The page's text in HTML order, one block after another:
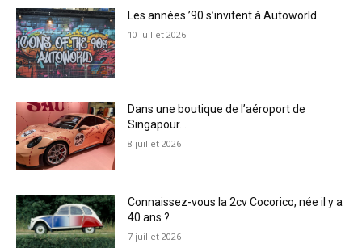
Les années ’90 s’invitent à Autoworld
10 juillet 2026
Dans une boutique de l’aéroport de
Singapour…
8 juillet 2026
Connaissez-vous la 2cv Cocorico, née il y a
40 ans ?
7 juillet 2026